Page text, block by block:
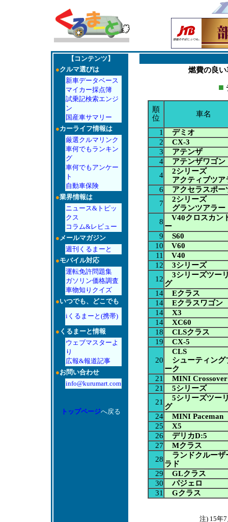
【コンテンツ】
●クルマ選びは
新車データベース
マイカー採点簿
試乗記検索エンジ
ン
国産車サマリー
●カーライフ情報は
厳選クルマリンク
車何でもランキン
グ
車何でもアンケー
ト
自動車保険
●業界情報は
ニュース&トピッ
クス
コラム&レビュー
●メールマガジン
週刊くるまーと
●モバイル対応
運転免許問題集
ガソリン価格調査
車物知りクイズ
●いつでも、どこでも
iくるまーと(携帯)
● くるまーと情報
ウェブマスターよ
り
広報&報道記事
●お問い合わせ
info@kurumart.com
トップページへ戻る
燃費の良
■
順
位
車名
1
デミオ
2
CX-3
3
アテンザ
4
アテンザワゴン
4
2シリーズ
アクティブツア
6
アクセラスポー
7
2シリーズ
グランツアラー
8
V40クロスカン
ー
9
S60
10
V60
11
V40
12
3シリーズ
12
3シリーズツー
グ
14
Eクラス
14
Eクラスワゴン
14
X3
14
XC60
18
CLSクラス
19
CX-5
20
CLS
シューティング
ーク
21
MINI Crossover
21
5シリーズ
21
5シリーズツー
グ
24
MINI Paceman
25
X5
26
デリカD:5
27
Mクラス
28
ランドクルーザ
ラド
29
GLクラス
30
パジェロ
31
Gクラス
注) 15年